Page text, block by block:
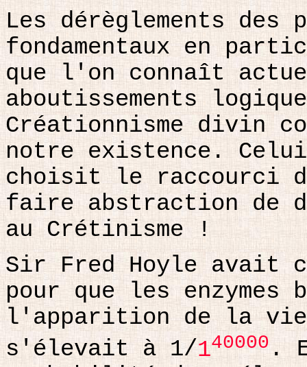
Les dérèglements des
fondamentaux en
que l'on connaît
aboutissements
Créationnisme divin
notre existence.
choisit le raccourci
faire abstraction de
au Crétinisme !
Sir Fred Hoyle avait
pour que les enzymes
l'apparition de la vie
s'élevait à 1/140000 .